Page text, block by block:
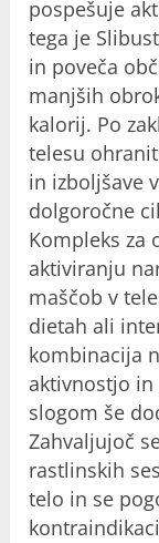
pospešuje
tega je
in poveča
manjših
kalorij. Po
telesu
in izboljšave
dolgoročne
Kompleks za
aktiviranju
maščob v
dietah ali
kombinacija
aktivnostjo
slogom še
Zahvaljujoč
rastlinskih
telo in se